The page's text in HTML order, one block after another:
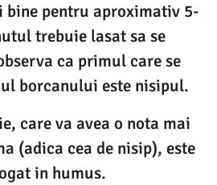
bine pentru aproximativ 5-
trebuie lasat sa se
ca primul care se
borcanului este nisipul.
care va avea o nota mai
(adica cea de nisip), este
in humus.